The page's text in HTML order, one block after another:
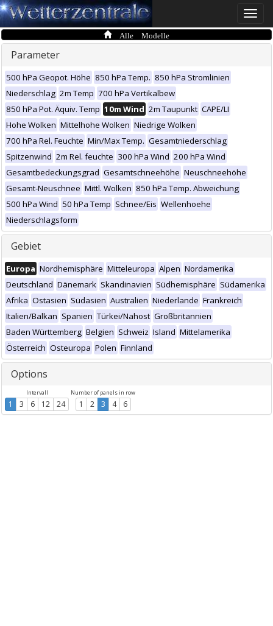
Toggle
Alle Modelle
Parameter
500 hPa Geopot. Höhe 850 hPa Temp. 850 hPa Stromlinien
Niederschlag 2m Temp 700 hPa Vertikalbew
850 hPa Pot. Äquiv. Temp 10m Wind 2m Taupunkt CAPE/LI
Hohe Wolken Mittelhohe Wolken Niedrige Wolken
700 hPa Rel. Feuchte Min/Max Temp. Gesamtniederschlag
Spitzenwind 2m Rel. feuchte 300 hPa Wind 200 hPa Wind
Gesamtbedeckungsgrad Gesamtschneehöhe Neuschneehöhe
Gesamt-Neuschnee Mittl. Wolken 850 hPa Temp. Abweichung
500 hPa Wind 50 hPa Temp Schnee/Eis Wellenhoehe
Niederschlagsform
Gebiet
Europa Nordhemisphäre Mitteleuropa Alpen Nordamerika
Deutschland Dänemark Skandinavien Südhemisphäre Südamerika
Afrika Ostasien Südasien Australien Niederlande Frankreich
Italien/Balkan Spanien Türkei/Nahost Großbritannien
Baden Württemberg Belgien Schweiz Island Mittelamerika
Österreich Osteuropa Polen Finnland
Options
Intervall
1 3 6 12 24
Number of panels in row
1 2 3 4 6